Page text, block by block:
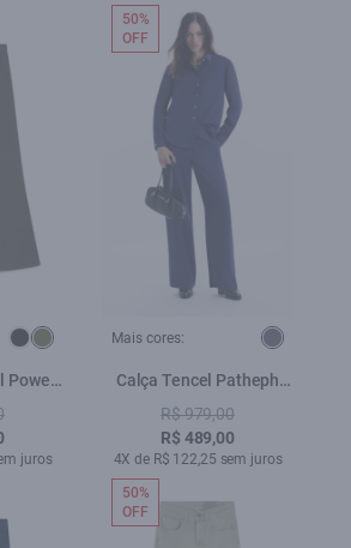
Power
juros
Mais cores:
Calça Tencel Patheph
Purple Blue
R$ 979,00
R$ 489,00
4X de R$ 122,25 sem juros
50%
OFF
50%
OFF